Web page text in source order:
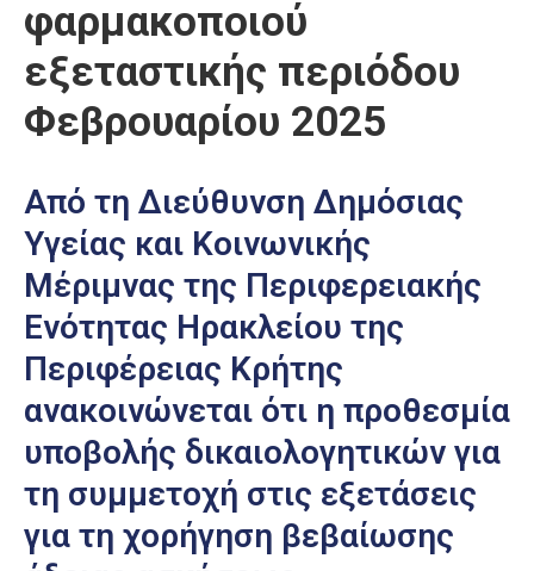
φαρμακoποιού
εξεταστικής περιόδου
Φεβρουαρίου 2025
Από τη Διεύθυνση Δημόσιας
Υγείας και Κοινωνικής
Μέριμνας της Περιφερειακής
Ενότητας Ηρακλείου της
Περιφέρειας Κρήτης
ανακοινώνεται ότι η προθεσμία
υποβολής δικαιολογητικών για
τη συμμετοχή στις εξετάσεις
για τη χορήγηση βεβαίωσης